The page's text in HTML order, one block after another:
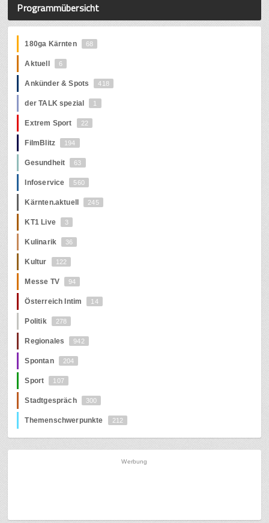
Programmübersicht
180ga Kärnten 68
Aktuell 6
Ankünder & Spots 418
der TALK spezial 1
Extrem Sport 22
FilmBlitz 194
Gesundheit 63
Infoservice 560
Kärnten.aktuell 245
KT1 Live 3
Kulinarik 36
Kultur 122
Messe TV 94
Österreich Intim 14
Politik 278
Regionales 942
Spontan 204
Sport 107
Stadtgespräch 300
Themenschwerpunkte 212
Werbung